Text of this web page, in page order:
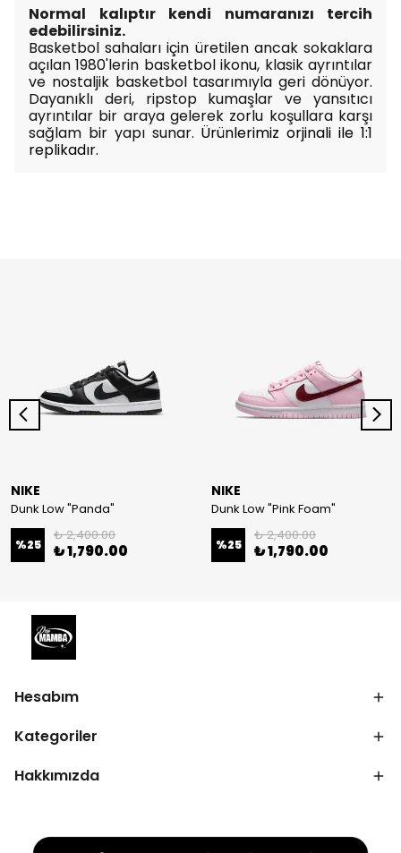
Normal kalıptır kendi numaranızı tercih
edebilirsiniz.
Basketbol sahaları için üretilen ancak sokaklara
açılan 1980'lerin basketbol ikonu, klasik ayrıntılar
ve nostaljik basketbol tasarımıyla geri dönüyor.
Dayanıklı deri, ripstop kumaşlar ve yansıtıcı
ayrıntılar bir araya gelerek zorlu koşullara karşı
sağlam bir yapı sunar. Ürünlerimiz orjinali ile 1:1
replikadır.
NIKE
Dunk Low "Panda"
%25
₺ 2,400.00
₺ 1,790.00
NIKE
Dunk Low "Pink Foam"
%25
₺ 2,400.00
₺ 1,790.00
Hesabım
Kategoriler
Hakkımızda